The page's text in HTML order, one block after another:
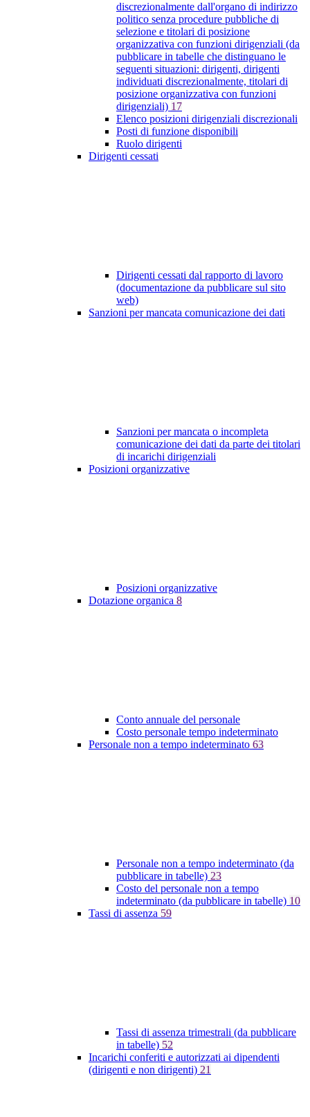
discrezionalmente dall'organo di indirizzo
politico senza procedure pubbliche di
selezione e titolari di posizione
organizzativa con funzioni dirigenziali (da
pubblicare in tabelle che distinguano le
seguenti situazioni: dirigenti, dirigenti
individuati discrezionalmente, titolari di
posizione organizzativa con funzioni
dirigenziali) 17
Elenco posizioni dirigenziali discrezionali
Posti di funzione disponibili
Ruolo dirigenti
Dirigenti cessati
Dirigenti cessati dal rapporto di lavoro
(documentazione da pubblicare sul sito
web)
Sanzioni per mancata comunicazione dei dati
Sanzioni per mancata o incompleta
comunicazione dei dati da parte dei titolari
di incarichi dirigenziali
Posizioni organizzative
Posizioni organizzative
Dotazione organica 8
Conto annuale del personale
Costo personale tempo indeterminato
Personale non a tempo indeterminato 63
Personale non a tempo indeterminato (da
pubblicare in tabelle) 23
Costo del personale non a tempo
indeterminato (da pubblicare in tabelle) 10
Tassi di assenza 59
Tassi di assenza trimestrali (da pubblicare
in tabelle) 52
Incarichi conferiti e autorizzati ai dipendenti
(dirigenti e non dirigenti) 21